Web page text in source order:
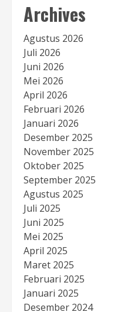
Archives
Agustus 2026
Juli 2026
Juni 2026
Mei 2026
April 2026
Februari 2026
Januari 2026
Desember 2025
November 2025
Oktober 2025
September 2025
Agustus 2025
Juli 2025
Juni 2025
Mei 2025
April 2025
Maret 2025
Februari 2025
Januari 2025
Desember 2024